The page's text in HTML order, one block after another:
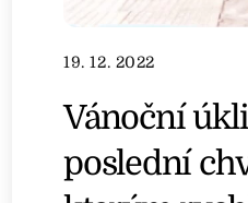
19. 12. 2022
Vánoční
poslední